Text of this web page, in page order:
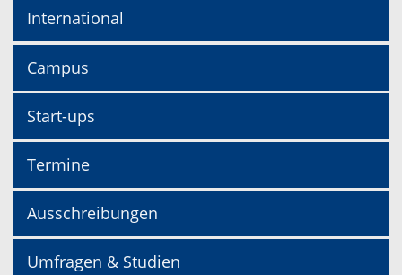
International
Campus
Start-ups
Termine
Ausschreibungen
Umfragen & Studien